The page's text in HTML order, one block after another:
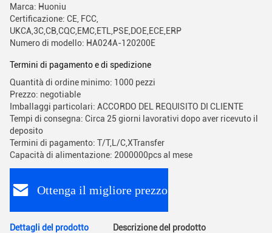
Marca: Huoniu
Certificazione: CE, FCC,
UKCA,3C,CB,CQC,EMC,ETL,PSE,DOE,ECE,ERP
Numero di modello: HA024A-120200E
Termini di pagamento e di spedizione
Quantità di ordine minimo: 1000 pezzi
Prezzo: negotiable
Imballaggi particolari: ACCORDO DEL REQUISITO DI CLIENTE
Tempi di consegna: Circa 25 giorni lavorativi dopo aver ricevuto il
deposito
Termini di pagamento: T/T,L/C,XTransfer
Capacità di alimentazione: 2000000pcs al mese
Ottenga il migliore prezzo
Dettagli del prodotto Descrizione del prodotto